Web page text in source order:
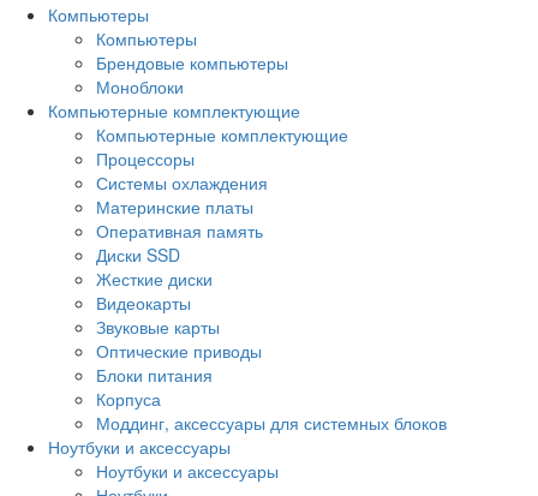
Компьютеры
Компьютеры
Брендовые компьютеры
Моноблоки
Компьютерные комплектующие
Компьютерные комплектующие
Процессоры
Системы охлаждения
Материнские платы
Оперативная память
Диски SSD
Жесткие диски
Видеокарты
Звуковые карты
Оптические приводы
Блоки питания
Корпуса
Моддинг, аксессуары для системных блоков
Ноутбуки и аксессуары
Ноутбуки и аксессуары